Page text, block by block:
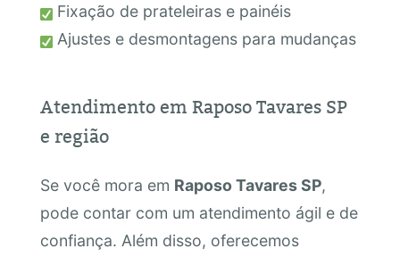
Fixação de prateleiras e painéis
Ajustes e desmontagens para mudanças
Atendimento em Raposo Tavares SP
e região
Se você mora em Raposo Tavares SP,
pode contar com um atendimento ágil e de
confiança. Além disso, oferecemos